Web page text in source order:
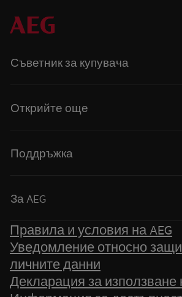
Съветник за купувача
Открийте още
Поддръжка
За AEG
Правила и условия на AEG
Уведомление относно
личните данни
Декларация за използване